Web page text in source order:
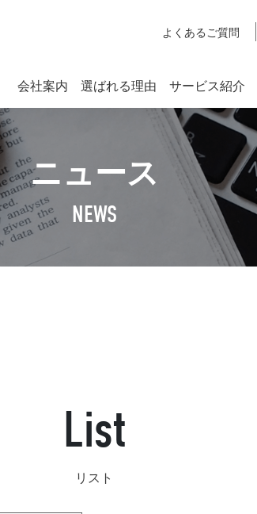
よくあるご質問
会社案内
企業理念
選ばれる理由 サービス紹介
テム開発
DEVELOPMENT
ステム開発
代行・全国流通
ニュース
NEWS
List
リスト